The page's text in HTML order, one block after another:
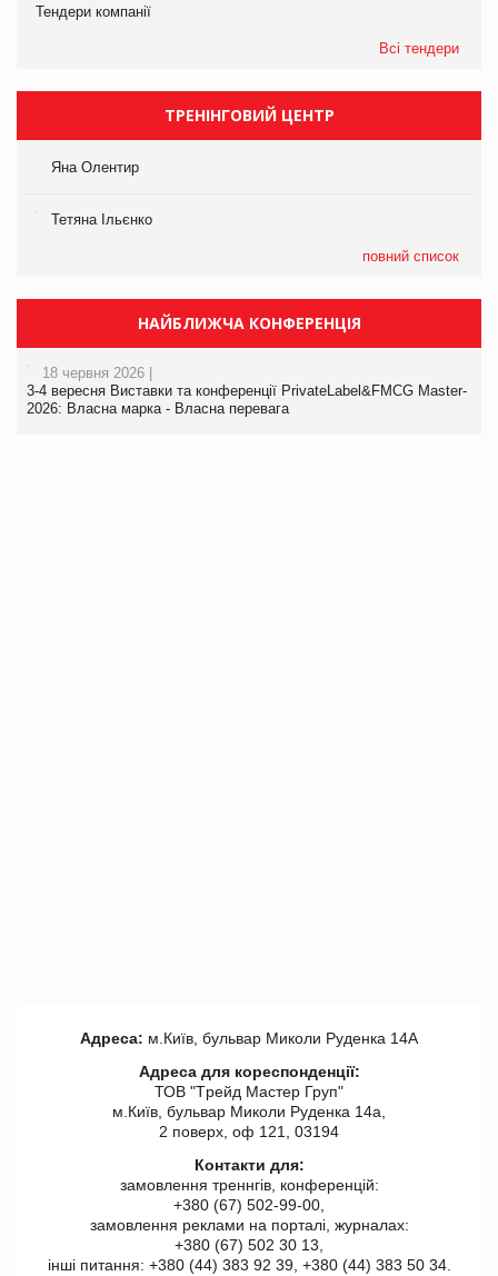
Тендери компанії
Всі тендери
ТРЕНІНГОВИЙ ЦЕНТР
Яна Олентир
Тетяна Ільєнко
повний список
НАЙБЛИЖЧА КОНФЕРЕНЦІЯ
18 червня 2026 |
3-4 вересня Виставки та конференції PrivateLabel&FMCG Master-
2026: Власна марка - Власна перевага
Адреса: м.Київ, бульвар Миколи Руденка 14А
Адреса для кореспонденції:
ТОВ "Tрейд Мастер Груп"
м.Київ, бульвар Миколи Руденка 14а,
2 поверх, оф 121, 03194
Контакти для:
замовлення треннгів, конференцій:
+380 (67) 502-99-00,
замовлення реклами на порталі, журналах:
+380 (67) 502 30 13,
інші питання: +380 (44) 383 92 39, +380 (44) 383 50 34.